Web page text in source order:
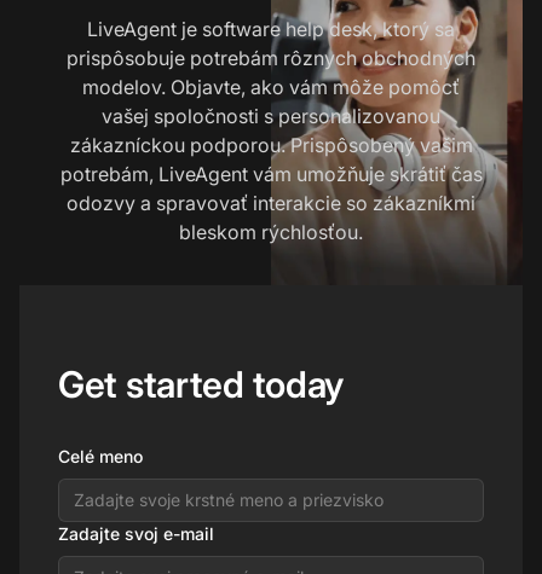
LiveAgent je software help desk, ktorý sa
prispôsobuje potrebám rôznych obchodných
modelov. Objavte, ako vám môže pomôcť
vašej spoločnosti s personalizovanou
zákazníckou podporou. Prispôsobený vašim
potrebám, LiveAgent vám umožňuje skrátiť čas
odozvy a spravovať interakcie so zákazníkmi
bleskom rýchlosťou.
Get started today
Celé meno
Zadajte svoj e-mail